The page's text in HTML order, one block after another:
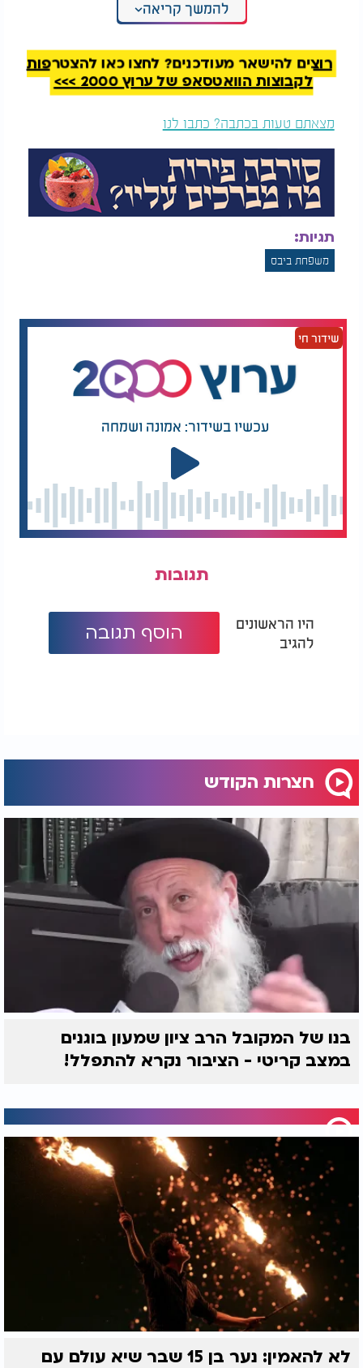
בוכיה, מצפה לנחמה, לגאולה ברחמים, גאולת עולמים
ולביאת משיח צדקנו במהרה בימינו.
להמשך קריאה
רוצים להישאר מעודכנים? לחצו כאן להצטרפות
לקבוצות הוואטסאפ של ערוץ 2000 >>>
מצאתם טעות בכתבה? כתבו לנו
תגיות:
משפחת ביבס
שידור חי
עכשיו בשידור: אמונה ושמחה
תגובות
היו הראשונים
להגיב
הוסף תגובה
חצרות הקודש
בנו של המקובל הרב ציון שמעון בוגנים
במצב קריטי - הציבור נקרא להתפלל!
לא להאמין: נער בן 15 שבר שיא עולם עם